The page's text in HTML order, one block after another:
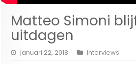
Matteo Simoni
uitdagen
januari 22, 2018
Interviews